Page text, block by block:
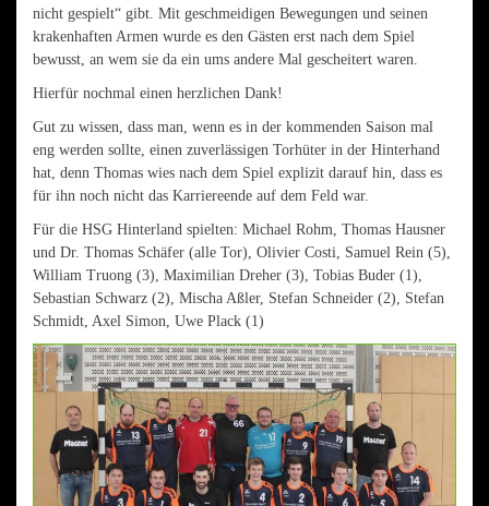
nicht gespielt“ gibt. Mit geschmeidigen Bewegungen und seinen
krakenhaften Armen wurde es den Gästen erst nach dem Spiel
bewusst, an wem sie da ein ums andere Mal gescheitert waren.
Hierfür nochmal einen herzlichen Dank!
Gut zu wissen, dass man, wenn es in der kommenden Saison mal
eng werden sollte, einen zuverlässigen Torhüter in der Hinterhand
hat, denn Thomas wies nach dem Spiel explizit darauf hin, dass es
für ihn noch nicht das Karriereende auf dem Feld war.
Für die HSG Hinterland spielten: Michael Rohm, Thomas Hausner
und Dr. Thomas Schäfer (alle Tor), Olivier Costi, Samuel Rein (5),
William Truong (3), Maximilian Dreher (3), Tobias Buder (1),
Sebastian Schwarz (2), Mischa Aßler, Stefan Schneider (2), Stefan
Schmidt, Axel Simon, Uwe Plack (1)